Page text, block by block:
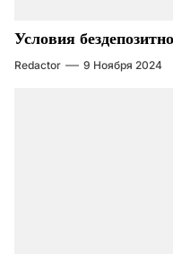
Условия
Redactor 9 Ноября 2024